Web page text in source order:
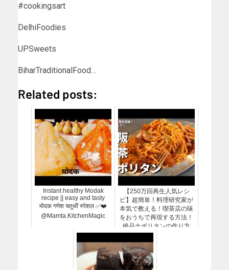
#cookingsart
DelhiFoodies
UPSweets
BiharTraditionalFood…
Related posts:
Instant healthy Modak
recipe || easy and tasty
मोदक गणेश चतुथीं स्पेशल ✅❤️
@Mamta.KitchenMagic
【250万回再生人気レシ
ピ】超簡単！料理研究家が
本気で教える！喫茶店の味
をおうちで再現する方法！
絶品ナポリタンの作り方